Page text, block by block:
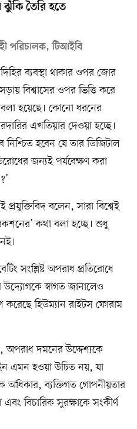
ঝুঁকি তৈরি হতে
পরিচালক, টিআইবি
ব্যবস্থা থাকার ওপর জোর
বিশ্বাসের ওপর ভিত্তি করে
বলা হয়েছে। কোনো ধরনের
এখতিয়ার দেওয়া হচ্ছে।
হবেন যে তার ডিজিটাল
জন্যই পর্যবেক্ষণ করা
বলেন, সারা বিশ্বেই
কথা বলা হচ্ছে। শুধু
সংশ্লিষ্ট অপরাধ প্রতিরোধে
স্বাগত জানালেও
করেছে হিউম্যান রাইটস ফোরাম
অপরাধ দমনের উদ্দেশ্যকে
এমন হওয়া উচিত নয়, যা
অধিকার, ব্যক্তিগত গোপনীয়তার
এবং বিচারিক সুরক্ষাকে সংকীর্ণ